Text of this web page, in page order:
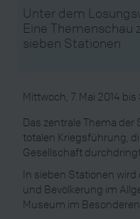
Unter dem
Eine Themenschau
sieben Stationen
Mittwoch, 7. Mai 2014 bis
Das zentrale Thema
totalen Kriegsführung,
Gesellschaft
In sieben Stationen
und Bevölkerung im
Museum im